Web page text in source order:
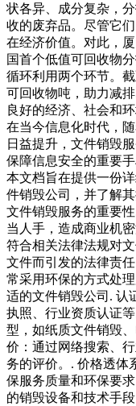
状各异、成分复杂，
收的废弃品。尽管它
在经济价值。对此，
国首个低值可回收物
循环利用两个环节。
可回收物吨，助力减
良好的经济、社会和
在当今信息化时代，
日益提升，文件销毁
保障信息安全的重要
本文档旨在提供一份
件销毁公司，并了解
文件销毁服务的重要
当人手，造成商业机
符合相关法律法规对
文件而引发的法律责
常采用环保的方式处
适的文件销毁公司. 认
执照、行业资质认证
型，如纸质文件销毁
价：通过网络搜索、
务的评价。. 价格透体
保服务质量和环保要
的销毁设备和技术手